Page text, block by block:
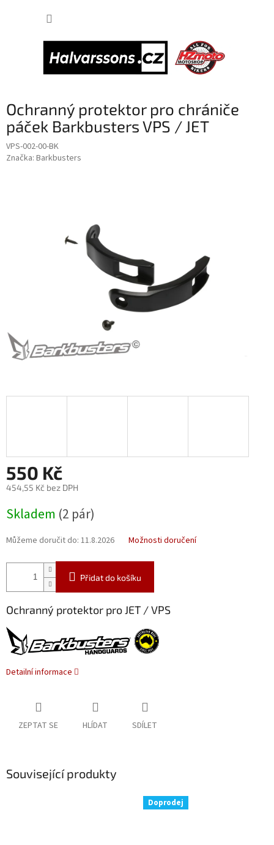
Ochranný protektor pro chrániče
páček Barkbusters VPS / JET
VPS-002-00-BK
Značka: Barkbusters
550 Kč
454,55 Kč bez DPH
cena:
Skladem (2 pár)
Můžeme doručit do: 11.8.2026 Možnosti doručení
Přidat do košíku
Ochranný protektor pro JET / VPS
Detailní informace
ZEPTAT SE HLÍDAT SDÍLET
Související produkty
Doprodej